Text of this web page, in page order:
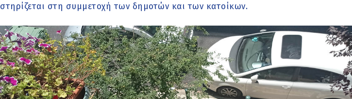
στηρίζεται στη συμμετοχή των δημοτών και των κατοίκων.